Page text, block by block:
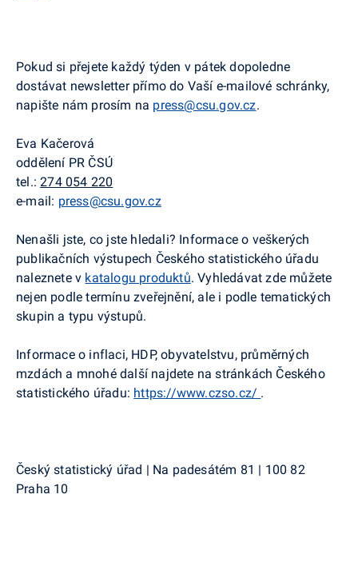
Pokud si přejete každý týden v pátek dopoledne
dostávat newsletterpřímo do Vaší e-mailové schránky,
napište nám prosím na press@csu.gov.cz.
Eva Kačerová
oddělení PR ČSÚ
tel.:274 054 220
e-mail: press@csu.gov.cz
Nenašli jste, co jste hledali? Informace o veškerých
publikačních výstupech Českého statistického úřadu
naleznete v katalogu produktů. Vyhledávat zde můžete
nejen podle termínu zveřejnění, ale i podle tematických
skupin a typu výstupů.
Informace o inflaci, HDP, obyvatelstvu, průměrných
mzdách a mnohé další najdete na stránkách Českého
statistického úřadu: https://www.czso.cz/ .
Český statistický úřad | Na padesátém 81 | 100 82
Praha 10